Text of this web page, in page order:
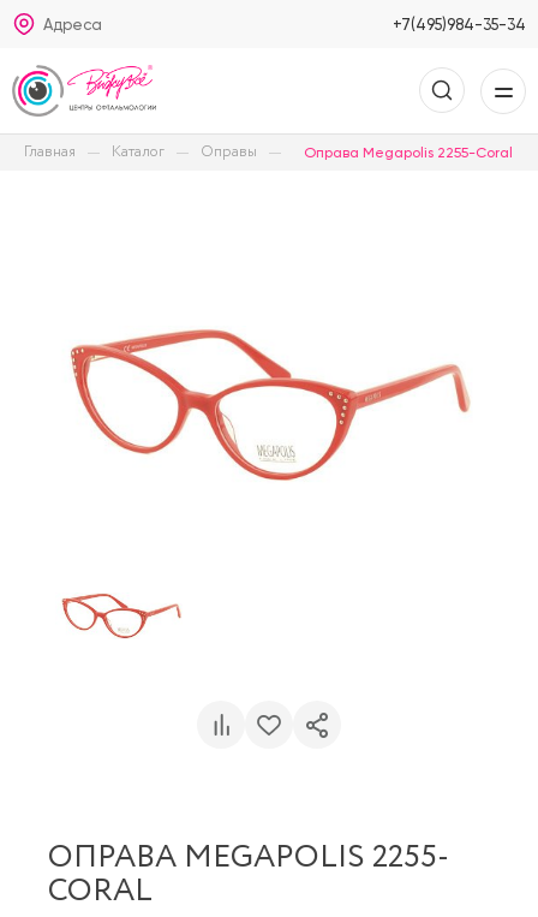
Адреса +7(495)984-35-34
Главная Каталог Оправы Оправа Megapolis 2255-Coral
ОПРАВА MEGAPOLIS 2255-
CORAL